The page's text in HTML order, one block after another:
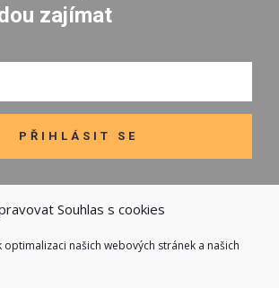
Souhlas s cookies
optimalizaci našich webových stránek a našich
zajímat
PŘIHLÁSIT SE